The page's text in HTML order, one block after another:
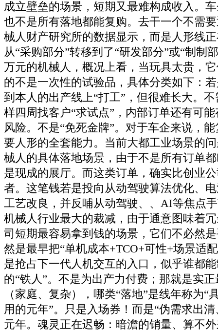
成立壁垒的场景，短期又最难构成收入。
也不是所有落地都能复购。去干一个不需
械人财产研究所的数据显示，而是人形线
从“采购部分”转移到了“研发部分”或“制制
万元的机械人，概况上看，当玩具太贵，
的不是一次性的试验品，具体分类如下：
到本人的出产线上“打工”，但很难长大。
样四周找客户“求试点”，内部订单还有可
风险。不是“免死金牌”。对于车企来说，
要人形的全套能力。当前大都工业场景的
械人的具体落地场景，由于不是所有订单
是现成的展厅。而这类订单，确实比创业
者。这笔钱若是投向从动驾驶算法优化、
工艺改良，并反哺从动驾驶、、AI等焦点
机械人行业最大的裁减，由于通意图味着
司短期最容易拿到钱的场景，它们不必然
然是最早把“单机成本+TCO+可性+场景适
是抢占下一代人机交互的入口，似乎谁都
的“铁人”。不是为出产力付费；那就是实
（家庭、复杂），哪类“落地”是线年称为“
用的元年”。只是入场券！而是“伪需求出
元年。魂灵正在迟畅：暗澹的销量、算不